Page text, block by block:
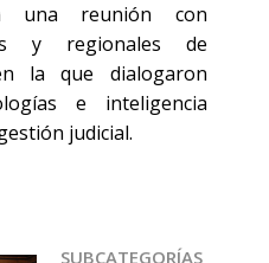
una reunión con
y regionales de
la que dialogaron
e inteligencia
judicial.
SUBCATEGORÍAS